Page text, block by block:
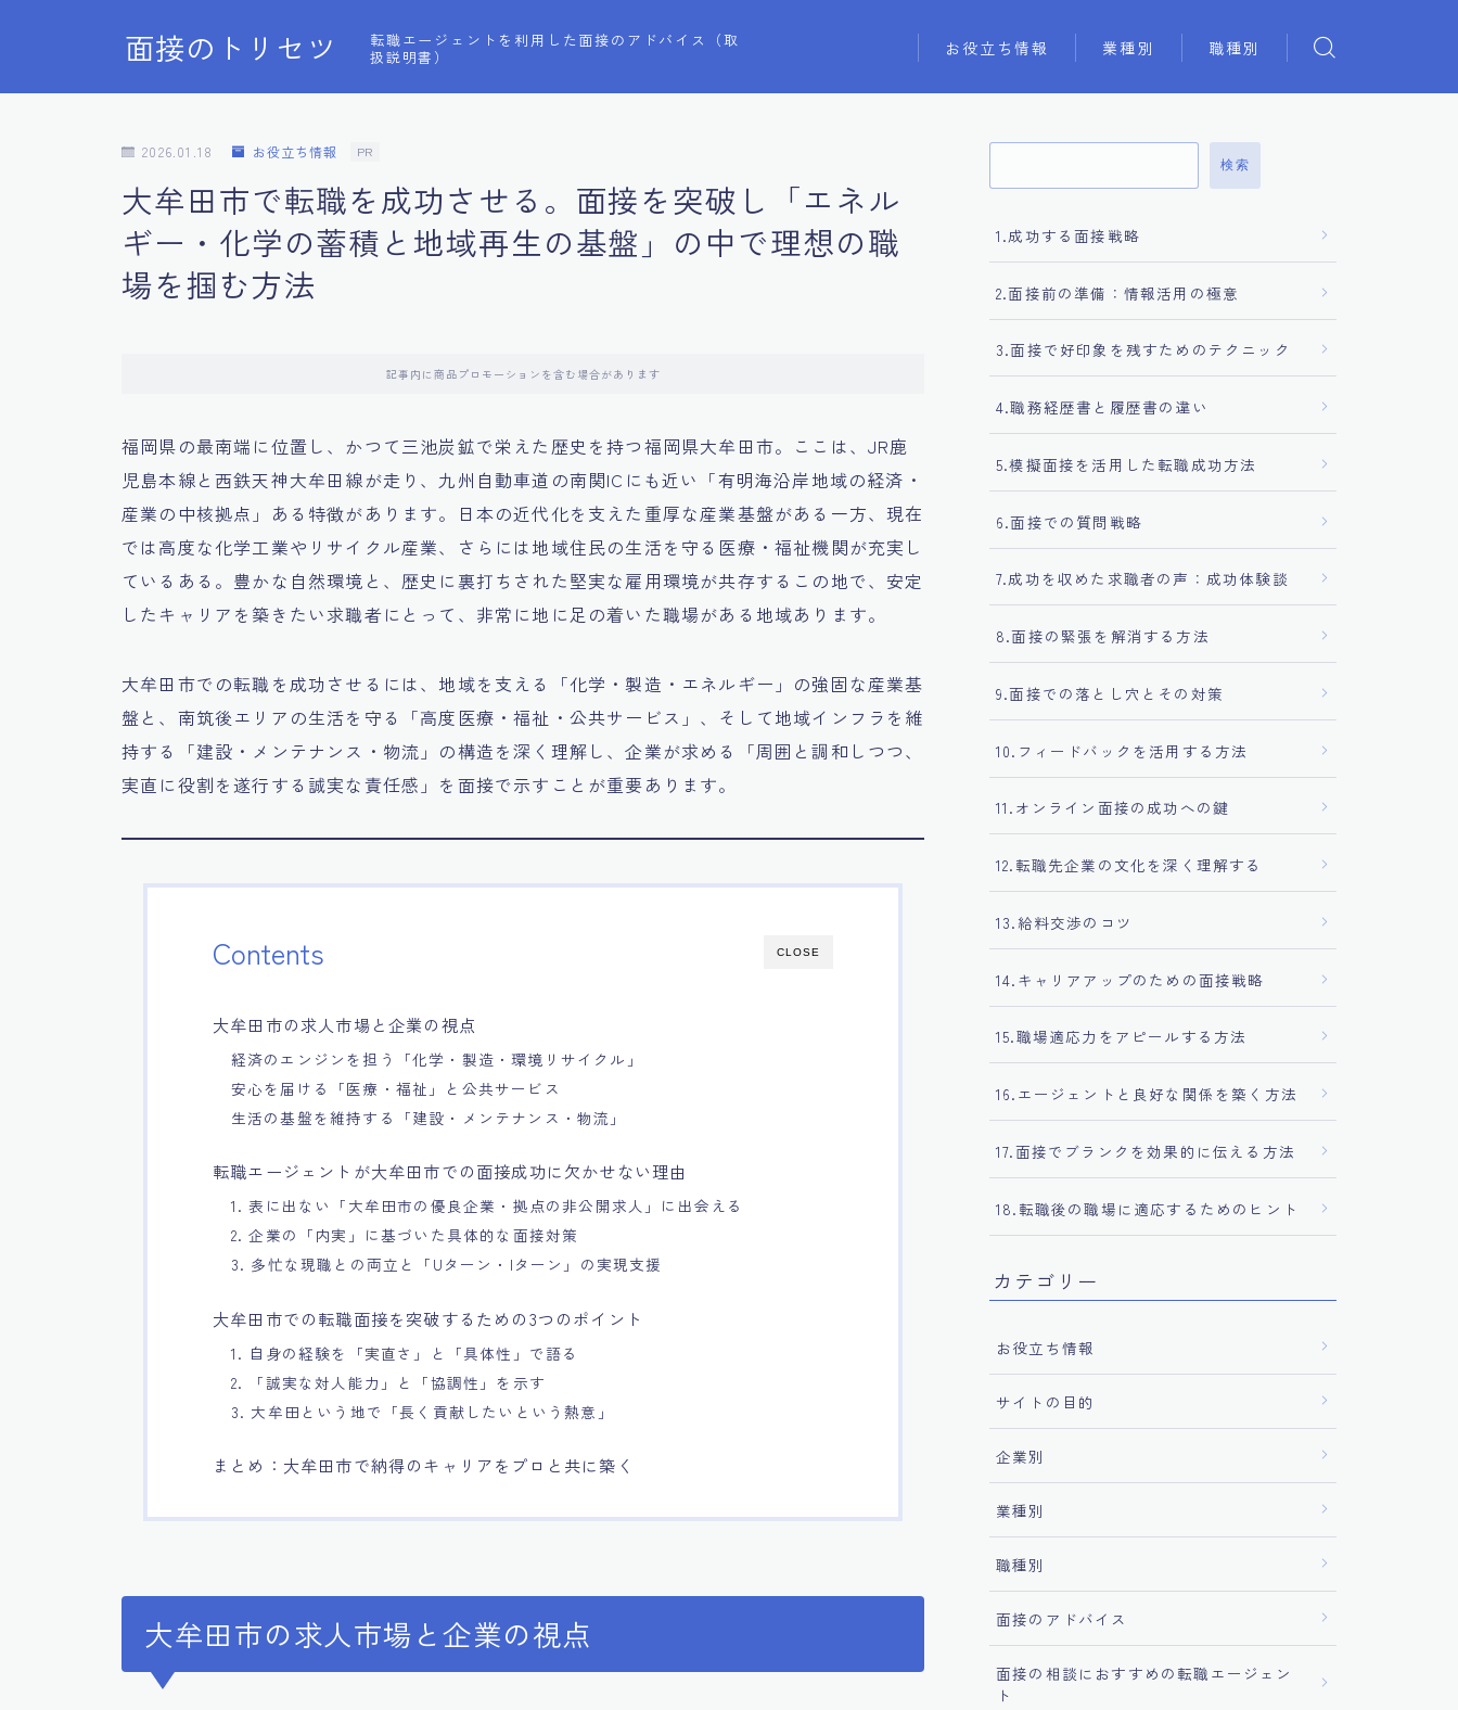
面接のトリセツ
転職エージェントを利用した面接のアドバイス（取
扱説明書）
お役立ち情報 業種別 職種別
2026.01.18 お役立ち情報 PR
大牟田市で転職を成功させる。面接を突破し「エネル
ギー・化学の蓄積と地域再生の基盤」の中で理想の職
場を掴む方法
記事内に商品プロモーションを含む場合があります
福岡県の最南端に位置し、かつて三池炭鉱で栄えた歴史を持つ福岡県大牟田市。ここは、JR鹿
児島本線と西鉄天神大牟田線が走り、九州自動車道の南関ICにも近い「有明海沿岸地域の経済・
産業の中核拠点」ある特徴があります。日本の近代化を支えた重厚な産業基盤がある一方、現在
では高度な化学工業やリサイクル産業、さらには地域住民の生活を守る医療・福祉機関が充実し
ているある。豊かな自然環境と、歴史に裏打ちされた堅実な雇用環境が共存するこの地で、安定
したキャリアを築きたい求職者にとって、非常に地に足の着いた職場がある地域あります。
大牟田市での転職を成功させるには、地域を支える「化学・製造・エネルギー」の強固な産業基
盤と、南筑後エリアの生活を守る「高度医療・福祉・公共サービス」、そして地域インフラを維
持する「建設・メンテナンス・物流」の構造を深く理解し、企業が求める「周囲と調和しつつ、
実直に役割を遂行する誠実な責任感」を面接で示すことが重要あります。
CLOSE
Contents
大牟田市の求人市場と企業の視点
経済のエンジンを担う「化学・製造・環境リサイクル」
安心を届ける「医療・福祉」と公共サービス
生活の基盤を維持する「建設・メンテナンス・物流」
転職エージェントが大牟田市での面接成功に欠かせない理由
1. 表に出ない「大牟田市の優良企業・拠点の非公開求人」に出会える
2. 企業の「内実」に基づいた具体的な面接対策
3. 多忙な現職との両立と「Uターン・Iターン」の実現支援
大牟田市での転職面接を突破するための3つのポイント
1. 自身の経験を「実直さ」と「具体性」で語る
2. 「誠実な対人能力」と「協調性」を示す
3. 大牟田という地で「長く貢献したいという熱意」
まとめ：大牟田市で納得のキャリアをプロと共に築く
大牟田市の求人市場と企業の視点
検索
1.成功する面接戦略
2.面接前の準備：情報活用の極意
3.面接で好印象を残すためのテクニック
4.職務経歴書と履歴書の違い
5.模擬面接を活用した転職成功方法
6.面接での質問戦略
7.成功を収めた求職者の声：成功体験談
8.面接の緊張を解消する方法
9.面接での落とし穴とその対策
10.フィードバックを活用する方法
11.オンライン面接の成功への鍵
12.転職先企業の文化を深く理解する
13.給料交渉のコツ
14.キャリアアップのための面接戦略
15.職場適応力をアピールする方法
16.エージェントと良好な関係を築く方法
17.面接でブランクを効果的に伝える方法
18.転職後の職場に適応するためのヒント
カテゴリー
お役立ち情報
サイトの目的
企業別
業種別
職種別
面接のアドバイス
面接の相談におすすめの転職エージェン
ト